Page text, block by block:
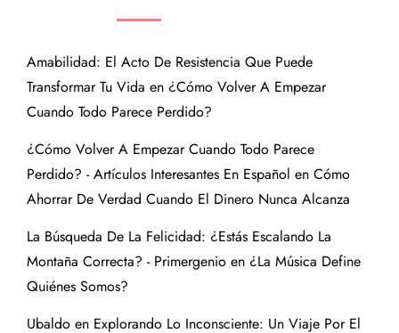
Amabilidad: El Acto De Resistencia Que Puede
Transformar Tu Vida en ¿Cómo Volver A Empezar
Cuando Todo Parece Perdido?
¿Cómo Volver A Empezar Cuando Todo Parece
Perdido? - Artículos Interesantes En Español en Cómo
Ahorrar De Verdad Cuando El Dinero Nunca Alcanza
La Búsqueda De La Felicidad: ¿Estás Escalando La
Montaña Correcta? - Primergenio en ¿La Música Define
Quiénes Somos?
Ubaldo en Explorando Lo Inconsciente: Un Viaje Por El